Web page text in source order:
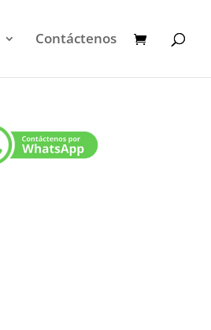
Contáctenos